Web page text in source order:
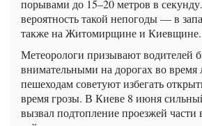
порывами до 15–20 метров в
вероятность такой непогоды — в
также на Житомирщине и Киевщине.
Метеорологи призывают водителей
внимательными на дорогах во время
пешеходам советуют избегать
время грозы. В Киеве 8 июня
вызвал подтопление проезжей части